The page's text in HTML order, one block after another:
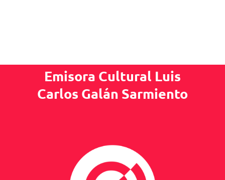
Emisora Cultural Luis
Carlos Galán Sarmiento